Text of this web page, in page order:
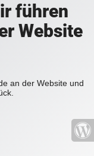
führen
Website
an der Website und